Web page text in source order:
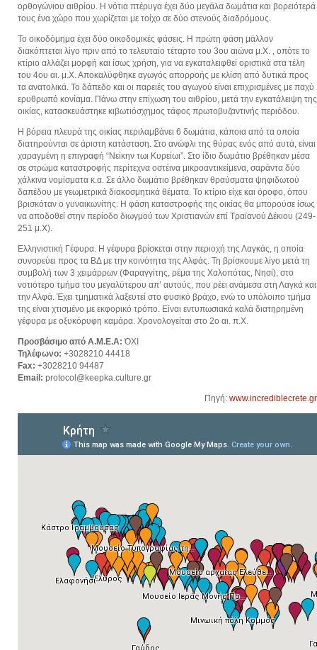
ορθογώνιου αιθρίου. Η νότια πτέρυγα έχει δύο μεγάλα δωμάτια και βορειότερά
τους ένα χώρο που χωρίζεται με τοίχο σε δύο στενούς διαδρόμους.
Το οικοδόμημα έχει δύο οικοδομικές φάσεις. Η πρώτη φάση μάλλον
διακόπτεται λίγο πριν από το τελευταίο τέταρτο του 3ου αιώνα μ.Χ. , οπότε το
κτίριο αλλάζει μορφή και ίσως χρήση, για να εγκαταλειφθεί οριστικά στα τέλη
του 4ου αι. μ.Χ. Αποκαλύφθηκε αγωγός απορροής με κλίση από δυτικά προς
τα ανατολικά. Το δάπεδο και οι παρειές του αγωγού είναι επιχρισμένες με παχύ
ερυθρωπό κονίαμα. Πάνω στην επίχωση του αιθρίου, μετά την εγκατάλειψη της
οικίας, κατασκευάστηκε κιβωτιόσχημος τάφος πρωτοβυζαντινής περιόδου.
Η βόρεια πλευρά της οικίας περιλαμβάνει 6 δωμάτια, κάποια από τα οποία
διατηρούνται σε άριστη κατάσταση. Στο ανώφλι της θύρας ενός από αυτά, είναι
χαραγμένη η επιγραφή “Νείκην τωι Κυρείωι”. Στο ίδιο δωμάτιο βρέθηκαν μέσα
σε στρώμα καταστροφής περίτεχνα οστέινα μικροαντικείμενα, σαράντα δύο
χάλκινα νομίσματα κ.α. Σε άλλο δωμάτιο βρέθηκαν θραύσματα ψηφιδωτού
δαπέδου με γεωμετρικά διακοσμητικά θέματα. Το κτίριο είχε και όροφο, όπου
βρισκόταν ο γυναικωνίτης. Η φάση καταστροφής της οικίας θα μπορούσε ίσως
να αποδοθεί στην περίοδο διωγμού των Χριστιανών επί Τραϊανού Δέκιου (249-
251 μ.Χ).
Ελληνιστική Γέφυρα. Η γέφυρα βρίσκεται στην περιοχή της Λαγκάς, η οποία
συνορεύει προς τα ΒΔ με την κοινότητα της Αλφάς. Τη βρίσκουμε λίγο μετά τη
συμβολή των 3 χειμάρρων (Φαραγγίτης, ρέμα της Χαλοπότας, Νησί), στο
νοτιότερο τμήμα του μεγαλύτερου απ’ αυτούς, που ρέει ανάμεσα στη Λαγκά και
την Αλφά. Έχει τμηματικά λαξευτεί στο φυσικό βράχο, ενώ το υπόλοιπο τμήμα
της είναι χτισμένο με εκφορικό τρόπο. Είναι εντυπωσιακά καλά διατηρημένη
γέφυρα με οξυκόρυφη καμάρα. Χρονολογείται στο 2ο αι. π.Χ.
Προσβάσιμο από Α.Μ.Ε.Α: ΌΧΙ
Τηλέφωνο: +3028210 44418
Fax: +3028210 94487
Email: protocol@keepka.culture.gr
Πηγή: www.incrediblecrete.gr